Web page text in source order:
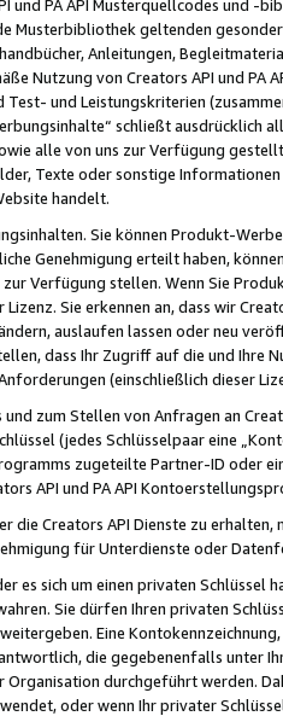
und PA API Musterquellcodes und
Musterbibliothek geltenden
Anleitungen,
Nutzung von Creators API und PA
und Leistungskriterien
schließt ausdrücklich
alle von uns zur Verfügung
Texte oder sonstige
handelt.
Sie können Produkt-
Genehmigung erteilt haben,
zur Verfügung stellen. Wenn Sie
Sie erkennen an, dass wir
auslaufen lassen oder neu
dass Ihr Zugriff auf die und Ihre
(einschließlich dieser
zum Stellen von Anfragen an
(jedes Schlüsselpaar eine
zugeteilte Partner-ID oder
API und PA API
die Creators API Dienste zu
für Unterdienste oder
es sich um einen privaten
Sie dürfen Ihren privaten
Eine
die gegebenenfalls unter
Organisation durchgeführt werden.
oder wenn Ihr privater